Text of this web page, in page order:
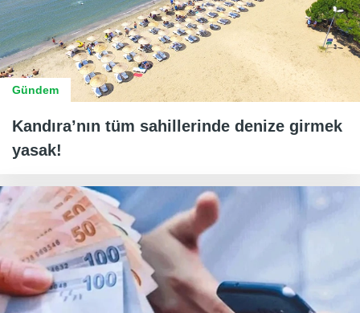
Gündem
Kandıra’nın tüm sahillerinde denize girmek
yasak!